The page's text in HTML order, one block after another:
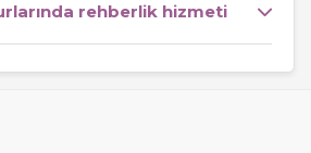
14 Haziran – Vancouver
20 Haziran – San Francisco
bu kritik karşılaşmalar,
rehberlik hizmeti